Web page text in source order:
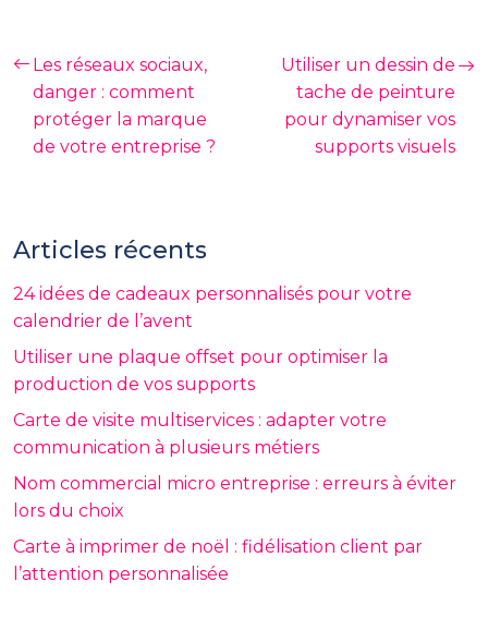
Les réseaux sociaux,
danger : comment
protéger la marque
de votre entreprise ?
Utiliser un dessin de
tache de peinture
pour dynamiser vos
supports visuels
Articles récents
24 idées de cadeaux personnalisés pour votre
calendrier de l’avent
Utiliser une plaque offset pour optimiser la
production de vos supports
Carte de visite multiservices : adapter votre
communication à plusieurs métiers
Nom commercial micro entreprise : erreurs à éviter
lors du choix
Carte à imprimer de noël : fidélisation client par
l’attention personnalisée